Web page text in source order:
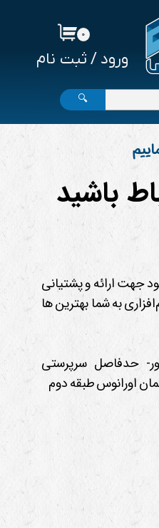
ورود / ثبت نام
۰
🔍
باشید
جهت ارائه و پشتیانی
بهشما بهترین ها
بلوار17شهریور- حدفاصل سرپرستی
اورانوس طبقه دوم